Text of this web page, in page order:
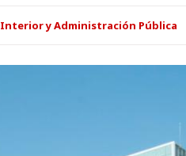
y Administración Pública